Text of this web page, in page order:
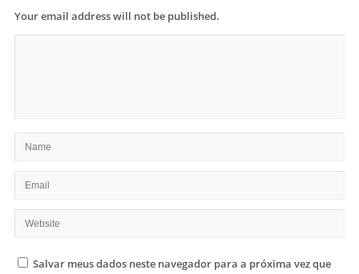
Your email address will not be published.
Salvar meus dados neste navegador para a próxima vez que